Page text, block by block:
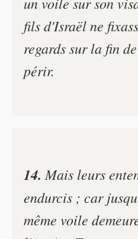
fils d'Israël ne
regards sur la fin
périr.
14. Mais leurs
endurcis ; car
même voile